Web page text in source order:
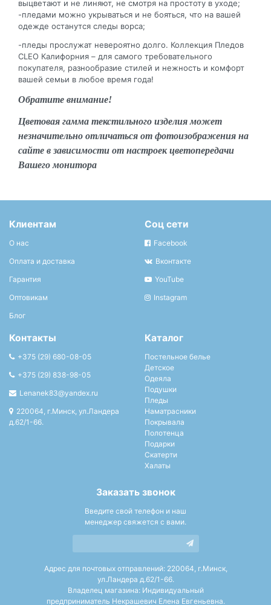
выцветают и не линяют, не смотря на простоту в уходе;
-пледами можно укрываться и не бояться, что на вашей
одежде останутся следы ворса;
-пледы прослужат невероятно долго. Коллекция Пледов
CLEO Калифорния – для самого требовательного
покупателя, разнообразие стилей и нежность и комфорт
вашей семьи в любое время года!
Обратите внимание!
Цветовая гамма текстильного изделия может
незначительно отличаться от фотоизображения на
сайте в зависимости от настроек цветопередачи
Вашего монитора
Клиентам
О нас
Оплата и доставка
Гарантия
Оптовикам
Блог
Соц сети
Facebook
Вконтакте
YouTube
Instagram
Контакты
+375 (29) 680-08-05
+375 (29) 838-98-05
Lenanek83@yandex.ru
220064, г.Минск, ул.Ландера
д.62/1-66.
Каталог
Постельное белье
Детское
Одеяла
Подушки
Пледы
Наматрасники
Покрывала
Полотенца
Подарки
Скатерти
Халаты
Заказать звонок
Введите свой телефон и наш
менеджер свяжется с вами.
Адрес для почтовых отправлений: 220064, г.Минск,
ул.Ландера д.62/1-66.
Владелец магазина: Индивидуальный
предприниматель Некрашевич Елена Евгеньевна.